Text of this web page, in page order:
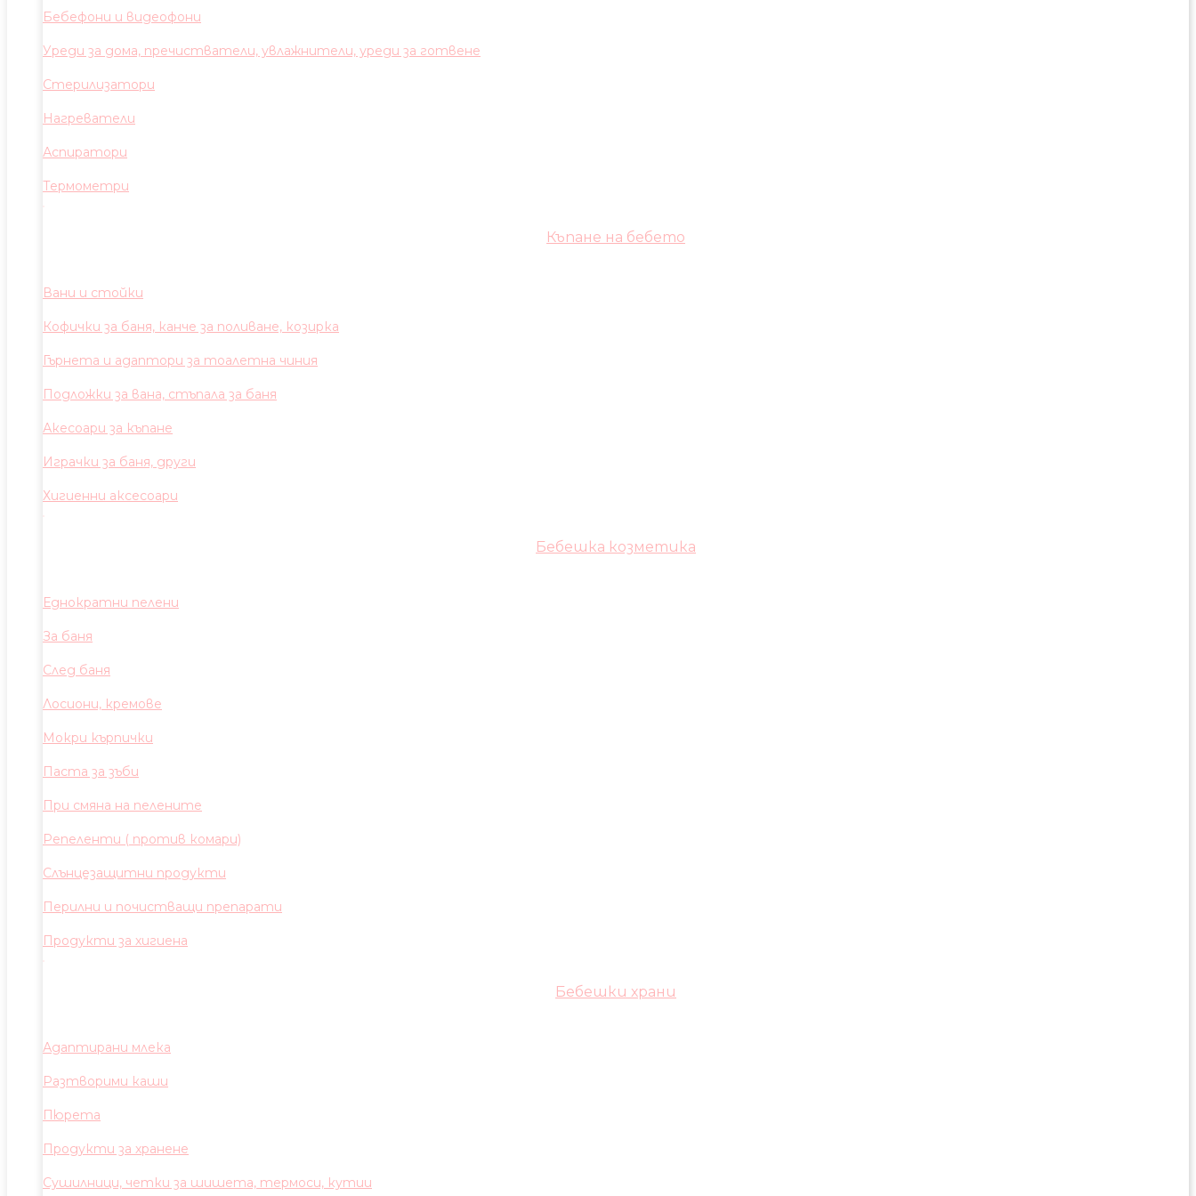
Бебефони и видеофони
Уреди за дома, пречистватели, увлажнители, уреди за готвене
Стерилизатори
Нагреватели
Аспиратори
Термометри
Къпане на бебето
Вани и стойки
Кофички за баня, канче за поливане, козирка
Гърнета и адаптори за тоалетна чиния
Подложки за вана, стъпала за баня
Акесоари за къпане
Играчки за баня, други
Хигиенни аксесоари
Бебешка козметика
Еднократни пелени
За баня
След баня
Лосиони, кремове
Мокри кърпички
Паста за зъби
При смяна на пелените
Репеленти ( против комари)
Слънцезащитни продукти
Перилни и почистващи препарати
Продукти за хигиена
Бебешки храни
Адаптирани млека
Разтворими каши
Пюрета
Продукти за хранене
Сушилници, четки за шишета, термоси, кутии